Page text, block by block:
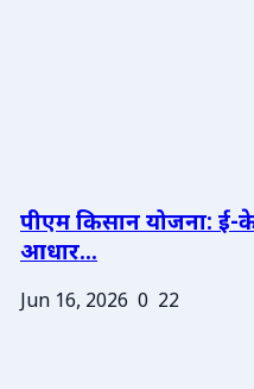
पीएम किसान योजना:
आधार...
Jun 16, 2026 0 22